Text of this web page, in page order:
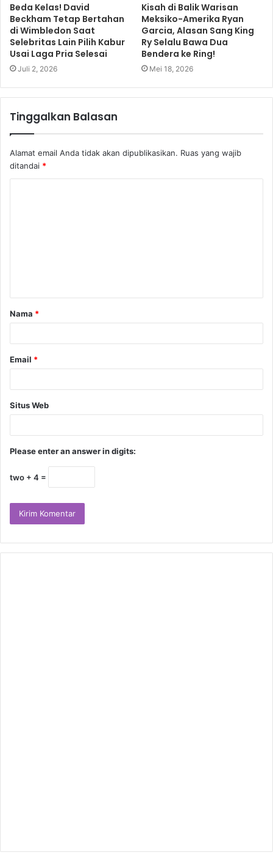
Beda Kelas! David
Beckham Tetap Bertahan
di Wimbledon Saat
Selebritas Lain Pilih Kabur
Usai Laga Pria Selesai
Juli 2, 2026
Kisah di Balik Warisan
Meksiko-Amerika Ryan
Garcia, Alasan Sang King
Ry Selalu Bawa Dua
Bendera ke Ring!
Mei 18, 2026
Tinggalkan Balasan
Alamat email Anda tidak akan dipublikasikan. Ruas yang wajib
ditandai *
Nama *
Email *
Situs Web
Please enter an answer in digits:
two + 4 =